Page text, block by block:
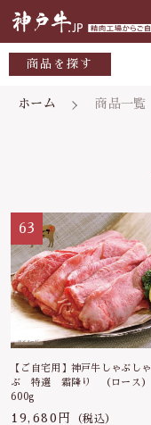
商品を探す
ホーム 商品一覧
63
【ご自宅用】神戸牛しゃぶしゃ
ぶ 特選 霜降り （ロース）
600g
19,680円 （税込）
定
ご自
子カテゴリ